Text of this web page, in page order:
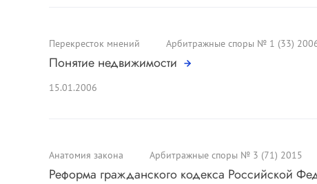
Перекресток мнений Арбитражные споры № 1 (33)
Понятие недвижимости
15.01.2006
Анатомия закона Арбитражные споры № 3 (71) 2015
Реформа гражданского кодекса Российской